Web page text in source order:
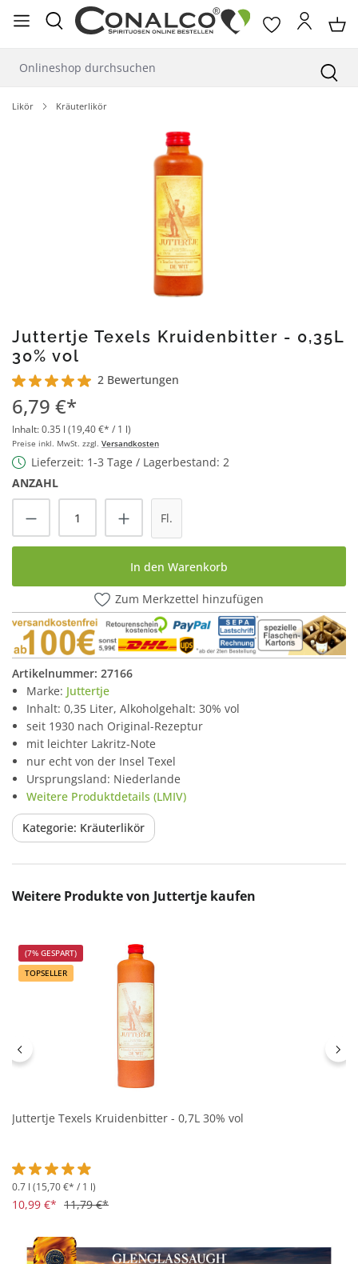
springen
Likör Kräuterlikör
Juttertje Texels Kruidenbitter - 0,35L
30% vol
Durchschnittliche Bewertung von 5 von 5 Sternen
2 Bewertungen
6,79 €*
Inhalt:0.35 l (19,40 €* / 1 l)
Preise inkl. MwSt. zzgl. Versandkosten
Lieferzeit: 1-3 Tage / Lagerbestand: 2
ANZAHL
Produkt Anzahl: Gib den gewünschten
Fl.
In den Warenkorb
Zum Merkzettel hinzufügen
Artikelnummer: 27166
Marke: Juttertje
Inhalt: 0,35 Liter, Alkoholgehalt: 30% vol
seit 1930 nach Original-Rezeptur
mit leichter Lakritz-Note
nur echt von der Insel Texel
Ursprungsland: Niederlande
Weitere Produktdetails (LMIV)
Kategorie: Kräuterlikör
Produktgalerie überspringen
Weitere Produkte von Juttertje kaufen
(7% GESPART)
TOPSELLER
Juttertje Texels Kruidenbitter - 0,7L 30% vol
Durchschnittliche Bewertung von 4.9 von 5 Sternen
0.7 l (15,70 €* / 1 l)
10,99 €* 11,79 €*